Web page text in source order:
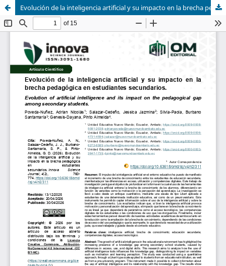
Evolución de la inteligencia artificial y su impacto en la brecha pedagógica en estudiantes secundarios.